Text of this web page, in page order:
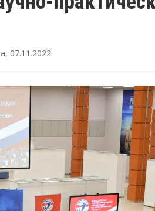
, 07.11.2022.